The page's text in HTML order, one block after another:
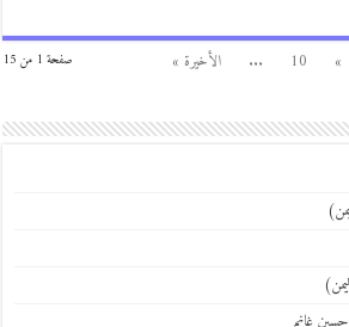
صفحة 1 من 15 »
10
... الأخيرة »